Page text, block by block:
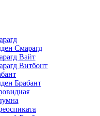
Смарагд
Вайт
Витбонт
Брабант